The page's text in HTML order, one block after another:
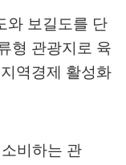
와 보길도를 단
형 관광지로 육
역경제 활성화
비하는 관